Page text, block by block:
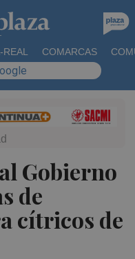
COMARCAS
Gobierno
de
cítricos de